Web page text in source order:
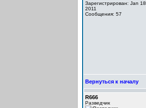
Зарегистрирован: Jan 18,
2011
Сообщения: 57
Вернуться к началу
R666
Разведчик